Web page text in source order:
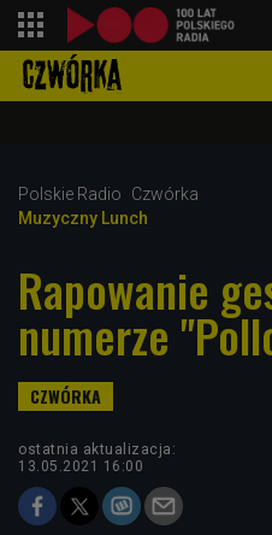
Polskie Radio
Czwórka
Muzyczny Lunch
Rapowanie
numerze
ostatnia aktualizacja:
13.05.2021 16:00